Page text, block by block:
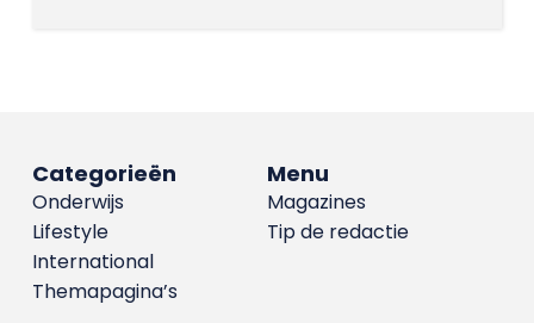
Menu
Magazines
Tip de redactie
Categorieën
Onderwijs
Lifestyle
International
Themapagina’s